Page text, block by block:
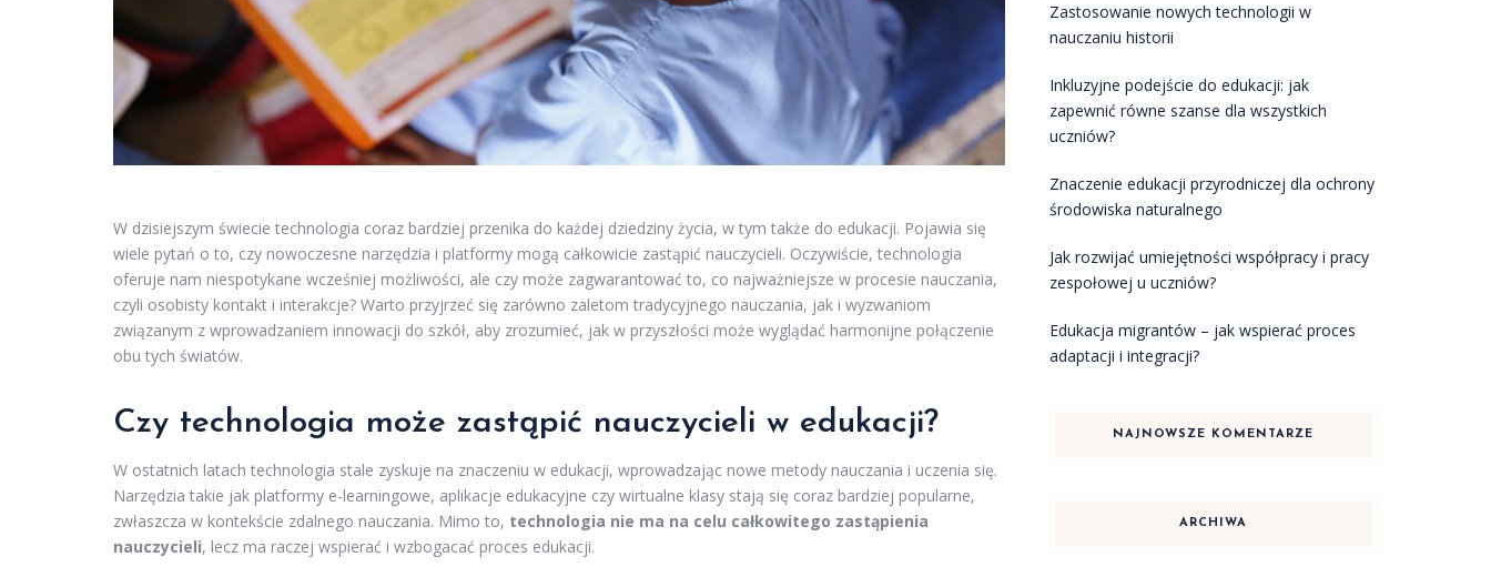
W dzisiejszym świecie technologia coraz bardziej przenika do każdej dziedziny życia, w tym także do edukacji. Pojawia się
wiele pytań o to, czy nowoczesne narzędzia i platformy mogą całkowicie zastąpić nauczycieli. Oczywiście, technologia
oferuje nam niespotykane wcześniej możliwości, ale czy może zagwarantować to, co najważniejsze w procesie nauczania,
czyli osobisty kontakt i interakcje? Warto przyjrzeć się zarówno zaletom tradycyjnego nauczania, jak i wyzwaniom
związanym z wprowadzaniem innowacji do szkół, aby zrozumieć, jak w przyszłości może wyglądać harmonijne połączenie
obu tych światów.
Czy technologia może zastąpić nauczycieli w edukacji?
W ostatnich latach technologia stale zyskuje na znaczeniu w edukacji, wprowadzając nowe metody nauczania i uczenia się.
Narzędzia takie jak platformy e-learningowe, aplikacje edukacyjne czy wirtualne klasy stają się coraz bardziej popularne,
zwłaszcza w kontekście zdalnego nauczania. Mimo to, technologia nie ma na celu całkowitego zastąpienia
nauczycieli, lecz ma raczej wspierać i wzbogacać proces edukacji.
Zastosowanie nowych technologii w
nauczaniu historii
Inkluzyjne podejście do edukacji: jak
zapewnić równe szanse dla wszystkich
uczniów?
Znaczenie edukacji przyrodniczej dla ochrony
środowiska naturalnego
Jak rozwijać umiejętności współpracy i pracy
zespołowej u uczniów?
Edukacja migrantów – jak wspierać proces
adaptacji i integracji?
NAJNOWSZE KOMENTARZE
ARCHIWA